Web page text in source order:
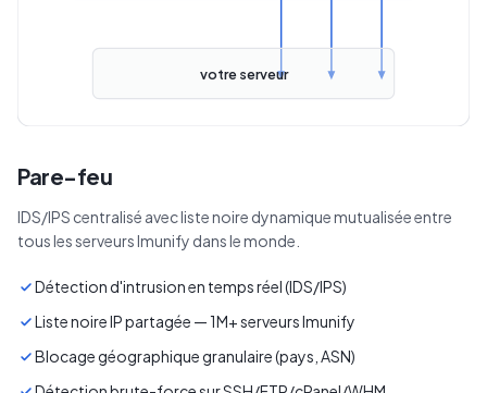
Pare-feu
IDS/IPS centralisé avec liste noire dynamique mutualisée entre
tous les serveurs Imunify dans le monde.
Détection d'intrusion en temps réel (IDS/IPS)
Liste noire IP partagée — 1M+ serveurs Imunify
Blocage géographique granulaire (pays, ASN)
votre serveur